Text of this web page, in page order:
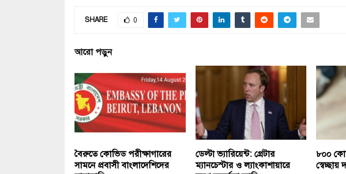
SHARE 0
আরো পড়ুন
বৈরুতে কোভিড পরীক্ষাগারের
সামনে প্রবাসী বাংলাদেশিদের
ডেল্টা ভ্যারিয়েন্ট: গ্রেটার
ম্যানচেস্টার ও ল্যাংকাশায়ারে
৮০০
স্বেচ্ছায়